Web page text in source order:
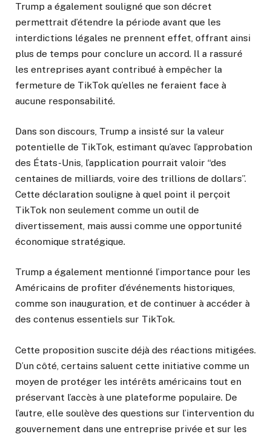
Trump a également souligné que son décret
permettrait d’étendre la période avant que les
interdictions légales ne prennent effet, offrant ainsi
plus de temps pour conclure un accord. Il a rassuré
les entreprises ayant contribué à empêcher la
fermeture de TikTok qu’elles ne feraient face à
aucune responsabilité.
Dans son discours, Trump a insisté sur la valeur
potentielle de TikTok, estimant qu’avec l’approbation
des États-Unis, l’application pourrait valoir “des
centaines de milliards, voire des trillions de dollars”.
Cette déclaration souligne à quel point il perçoit
TikTok non seulement comme un outil de
divertissement, mais aussi comme une opportunité
économique stratégique.
Trump a également mentionné l’importance pour les
Américains de profiter d’événements historiques,
comme son inauguration, et de continuer à accéder à
des contenus essentiels sur TikTok.
Cette proposition suscite déjà des réactions mitigées.
D’un côté, certains saluent cette initiative comme un
moyen de protéger les intérêts américains tout en
préservant l’accès à une plateforme populaire. De
l’autre, elle soulève des questions sur l’intervention du
gouvernement dans une entreprise privée et sur les